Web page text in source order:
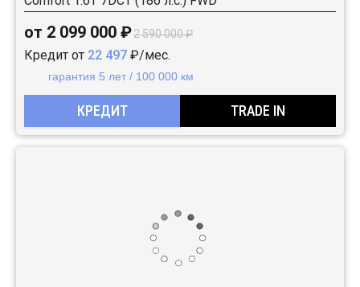
от 2 099 000 ₽2 590 000 ₽
Кредит от 22 497 ₽/мес.
гарантия 5 лет / 100 000 км
КРЕДИТ TRADE IN